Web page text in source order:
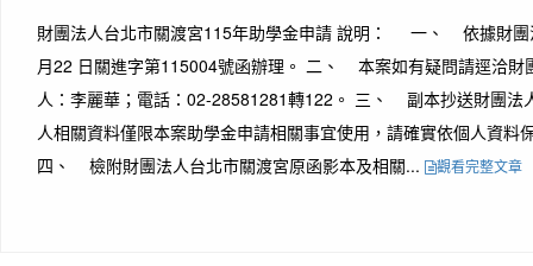
財團法人台北市關渡宮115年助學金申請 說明： 一、 依據財團
月22 日關進字第115004號函辦理。 二、 本案如有疑問請逕洽財
人：李麗華；電話：02-28581281轉122。 三、 副本抄送財團法
人相關資料僅限本案助學金申請相關事宜使用，請確實依個人資料
四、 檢附財團法人台北市關渡宮原函影本及相關...
觀看完整文章